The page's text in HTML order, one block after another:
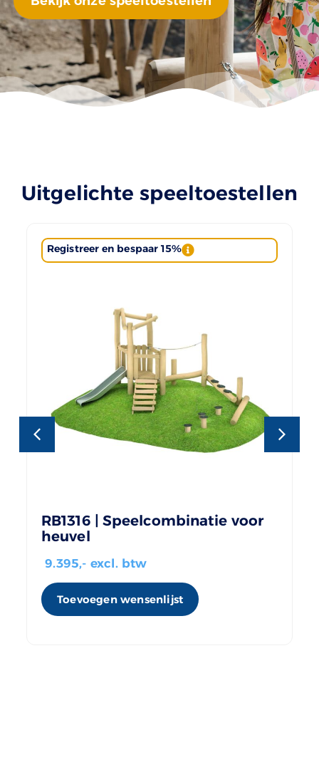
Uitgelichte speeltoestellen
Registreer en bespaar 15%
RB1316 | Speelcombinatie voor
heuvel
9.395,- excl. btw
Toevoegen wensenlijst